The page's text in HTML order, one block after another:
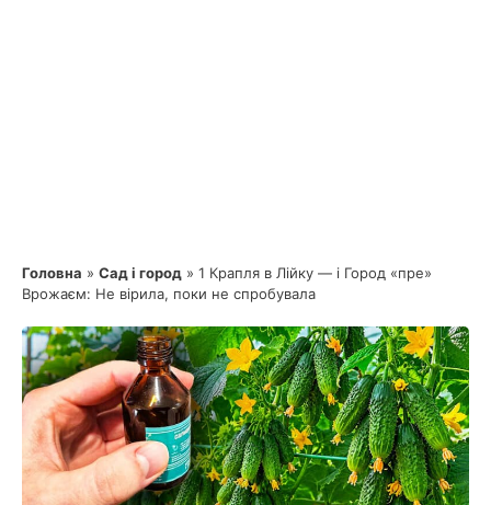
Головна » Сад і город » 1 Крапля в Лійку — і Город «пре»
Врожаєм: Не вірила, поки не спробувала